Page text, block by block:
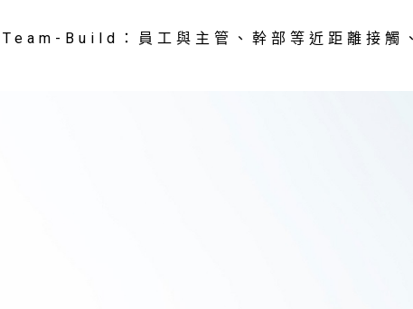
Build：員工與主管、幹部等近距離接觸